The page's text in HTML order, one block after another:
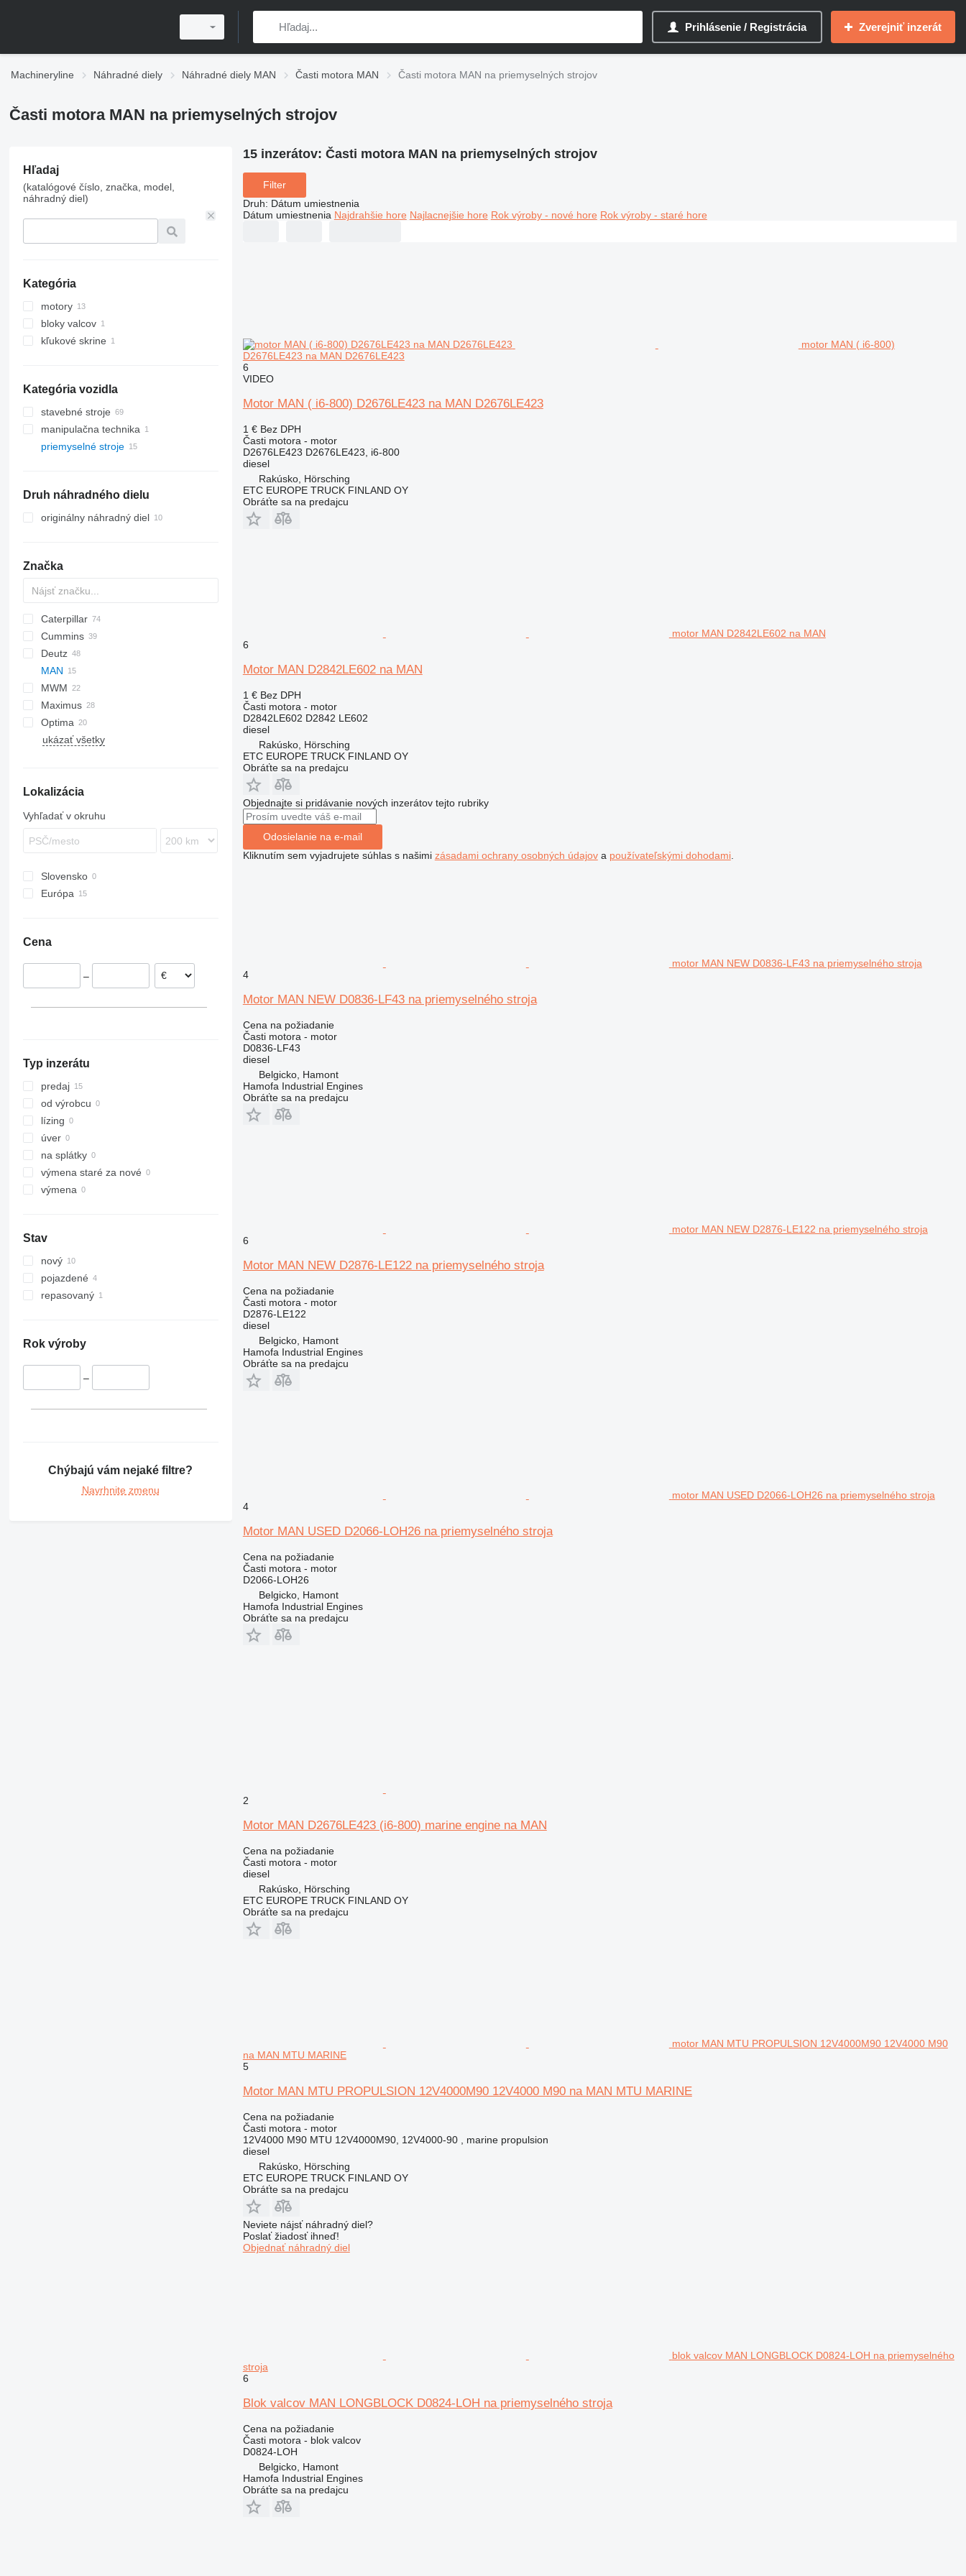
Prihlásenie / Registrácia Zverejniť inzerát
Machineryline Náhradné diely Náhradné diely MAN Časti motora MAN Časti motora MAN na priemyselných strojov
Časti motora MAN na priemyselných strojov
Hľadaj
(katalógové číslo, značka, model,
náhradný diel)
Kategória
motory
bloky valcov
kľukové skrine
Kategória vozidla
stavebné stroje
rýpadlá
žeriavy
pásové žeriavy
manipulačna technika
prístavné zariadenia
priemyselné stroje
Druh náhradného dielu
originálny náhradný diel
Značka
GA
ROC
XAS
XRHS
XRVS
Caterpillar
305
910
C-series
G-series
GP
V-series
Cummins
C-series
KTA
Deutz
BF
SM
P-series
ESD
A-series
L-series
LH
R-series
MAN
MWM
Maximus
Optima
1100 Series
ukázať všetky
Lokalizácia
Vyhľadať v okruhu
Slovensko
Európa
Cena
–
Typ inzerátu
predaj
od výrobcu
lízing
úver
na splátky
výmena staré za nové
výmena
Stav
nový
pojazdené
repasovaný
Rok výroby
–
Chýbajú vám nejaké filtre?
Navrhnite zmenu
15 inzerátov: Časti motora MAN na priemyselných strojov
Filter
Druh: Dátum umiestnenia
Dátum umiestnenia Najdrahšie hore Najlacnejšie hore Rok výroby - nové hore Rok výroby - staré hore
motor MAN ( i6-800)
D2676LE423 na MAN D2676LE423
6
VIDEO
Motor MAN ( i6-800) D2676LE423 na MAN D2676LE423
1 € Bez DPH
Časti motora - motor
D2676LE423 D2676LE423, i6-800
diesel
Rakúsko, Hörsching
ETC EUROPE TRUCK FINLAND OY
Obráťte sa na predajcu
motor MAN D2842LE602 na MAN
6
Motor MAN D2842LE602 na MAN
1 € Bez DPH
Časti motora - motor
D2842LE602 D2842 LE602
diesel
Rakúsko, Hörsching
ETC EUROPE TRUCK FINLAND OY
Obráťte sa na predajcu
Objednajte si pridávanie nových inzerátov tejto rubriky
Odosielanie na e-mail
Kliknutím sem vyjadrujete súhlas s našimi zásadami ochrany osobných údajova používateľskými dohodami.
motor MAN NEW D0836-LF43 na priemyselného stroja
4
Motor MAN NEW D0836-LF43 na priemyselného stroja
Cena na požiadanie
Časti motora - motor
D0836-LF43
diesel
Belgicko, Hamont
Hamofa Industrial Engines
Obráťte sa na predajcu
motor MAN NEW D2876-LE122 na priemyselného stroja
6
Motor MAN NEW D2876-LE122 na priemyselného stroja
Cena na požiadanie
Časti motora - motor
D2876-LE122
diesel
Belgicko, Hamont
Hamofa Industrial Engines
Obráťte sa na predajcu
motor MAN USED D2066-LOH26 na priemyselného stroja
4
Motor MAN USED D2066-LOH26 na priemyselného stroja
Cena na požiadanie
Časti motora - motor
D2066-LOH26
Belgicko, Hamont
Hamofa Industrial Engines
Obráťte sa na predajcu
2
Motor MAN D2676LE423 (i6-800) marine engine na MAN
Cena na požiadanie
Časti motora - motor
diesel
Rakúsko, Hörsching
ETC EUROPE TRUCK FINLAND OY
Obráťte sa na predajcu
motor MAN MTU PROPULSION 12V4000M90 12V4000 M90
na MAN MTU MARINE
5
Motor MAN MTU PROPULSION 12V4000M90 12V4000 M90 na MAN MTU MARINE
Cena na požiadanie
Časti motora - motor
12V4000 M90 MTU 12V4000M90, 12V4000-90 , marine propulsion
diesel
Rakúsko, Hörsching
ETC EUROPE TRUCK FINLAND OY
Obráťte sa na predajcu
Neviete nájsť náhradný diel?
Poslať žiadosť ihneď!
Objednať náhradný diel
blok valcov MAN LONGBLOCK D0824-LOH na priemyselného
stroja
6
Blok valcov MAN LONGBLOCK D0824-LOH na priemyselného stroja
Cena na požiadanie
Časti motora - blok valcov
D0824-LOH
Belgicko, Hamont
Hamofa Industrial Engines
Obráťte sa na predajcu